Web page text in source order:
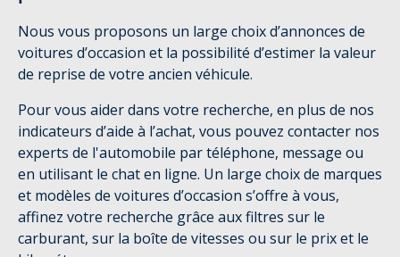
Nous vous proposons un large choix d’annonces de
voitures d’occasion et la possibilité d’estimer la valeur
de reprise de votre ancien véhicule.
Pour vous aider dans votre recherche, en plus de nos
indicateurs d’aide à l’achat, vous pouvez contacter nos
experts de l'automobile par téléphone, message ou
en utilisant le chat en ligne. Un large choix de marques
et modèles de voitures d’occasion s’offre à vous,
affinez votre recherche grâce aux filtres sur le
carburant, sur la boîte de vitesses ou sur le prix et le